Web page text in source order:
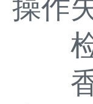
操作
检
香